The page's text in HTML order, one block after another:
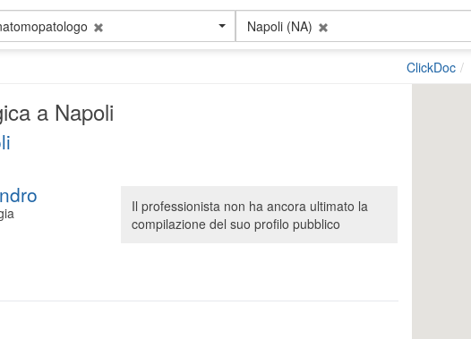
Napoli (NA)
ClickDoc
a Napoli
Il professionista non ha ancora ultimato la
compilazione del suo profilo pubblico